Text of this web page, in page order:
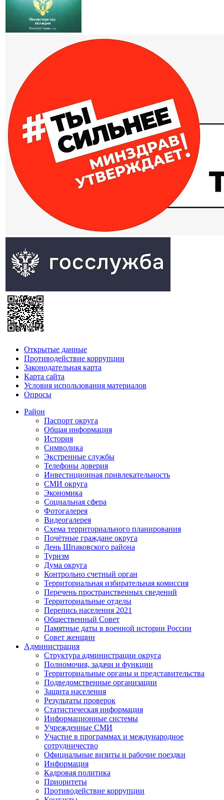
Открытые данные
Противодействие коррупции
Законодательная карта
Карта сайта
Условия использования материалов
Опросы
Район
Паспорт округа
Общая информация
История
Символика
Экстренные службы
Телефоны доверия
Инвестиционная привлекательность
СМИ округа
Экономика
Социальная сфера
Фотогалерея
Видеогалерея
Схема территориального планирования
Почётные граждане округа
День Шпаковского района
Туризм
Дума округа
Контрольно счетный орган
Территориальная избирательная комиссия
Перечень пространственных сведений
Территориальные отделы
Перепись населения 2021
Общественный Совет
Памятные даты в военной истории России
Совет женщин
Администрация
Структура администрации округа
Полномочия, задачи и функции
Территориальные органы и представительства
Подведомственные организации
Защита населения
Результаты проверок
Статистическая информация
Информационные системы
Учрежденные СМИ
Участие в программах и международное
сотрудничество
Официальные визиты и рабочие поездки
Информация
Кадровая политика
Приоритеты
Противодействие коррупции